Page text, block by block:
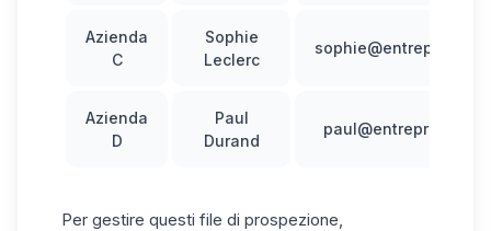
Azienda
C
Sophie
Leclerc
Azienda
D
Paul
Durand
Per gestire questi file di prospezione,